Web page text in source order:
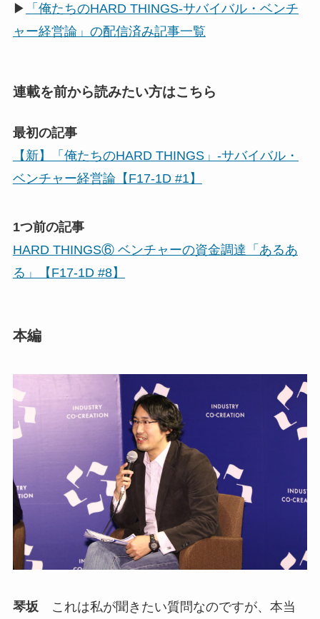
▶
「俺たちのHARD THINGS-サバイバル・ベンチ
ャー経営論」の配信済み記事一覧
連載を前から読みたい方はこちら
最初の記事
【新】「俺たちのHARD THINGS」-サバイバル・
ベンチャー経営論【F17-1D #1】
1つ前の記事
HARD THINGS⑥ ベンチャーの資金調達「あるあ
る」【F17-1D #8】
本編
琴坂これは私が聞きたい質問なのですが、本当